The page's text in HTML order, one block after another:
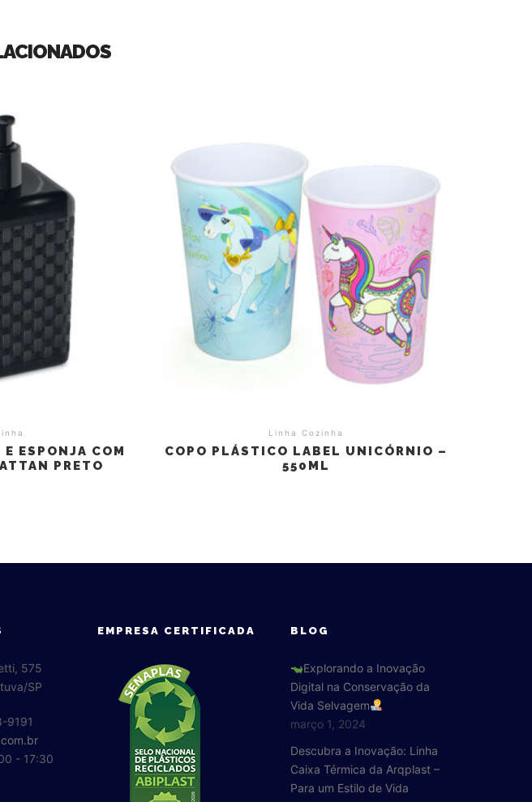
ESPONJA COM
PRETO
Linha Cozinha
COPO PLÁSTICO LABEL UNICÓRNIO –
550ML
575
SP
9191
- 17:30
EMPRESA CERTIFICADA BLOG
Explorando a Inovação
Digital na Conservação da
Vida Selvagem
março 1, 2024
Descubra a Inovação: Linha
Caixa Térmica da Arqplast –
Para um Estilo de Vida